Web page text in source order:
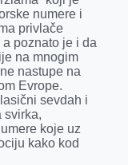
numere i
privlače
poznato je i da
na mnogim
nastupe na
Evrope.
sevdah i
svirka,
koje uz
kako kod